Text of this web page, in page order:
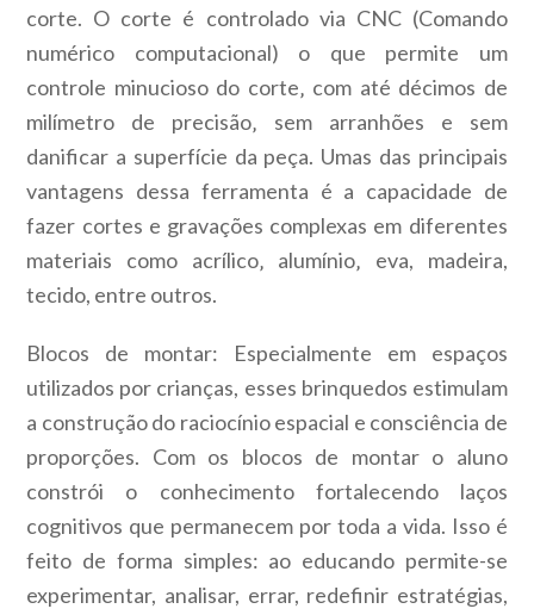
corte. O corte é controlado via CNC (Comando
numérico computacional) o que permite um
controle minucioso do corte‚ com até décimos de
milímetro de precisão‚ sem arranhões e sem
danificar a superfície da peça. Umas das principais
vantagens dessa ferramenta é a capacidade de
fazer cortes e gravações complexas em diferentes
materiais como acrílico‚ alumínio‚ eva, madeira,
tecido, entre outros.
Blocos de montar: Especialmente em espaços
utilizados por crianças, esses brinquedos estimulam
a construção do raciocínio espacial e consciência de
proporções. Com os blocos de montar o aluno
constrói o conhecimento fortalecendo laços
cognitivos que permanecem por toda a vida. Isso é
feito de forma simples: ao educando permite-se
experimentar, analisar, errar, redefinir estratégias,